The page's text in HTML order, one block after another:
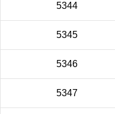
5344
5345
5346
5347